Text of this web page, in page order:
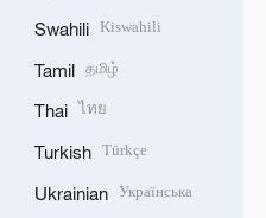
Swahili Kiswahili
Tamil தமிழ்
Thai ไทย
Turkish Türkçe
Ukrainian Українська